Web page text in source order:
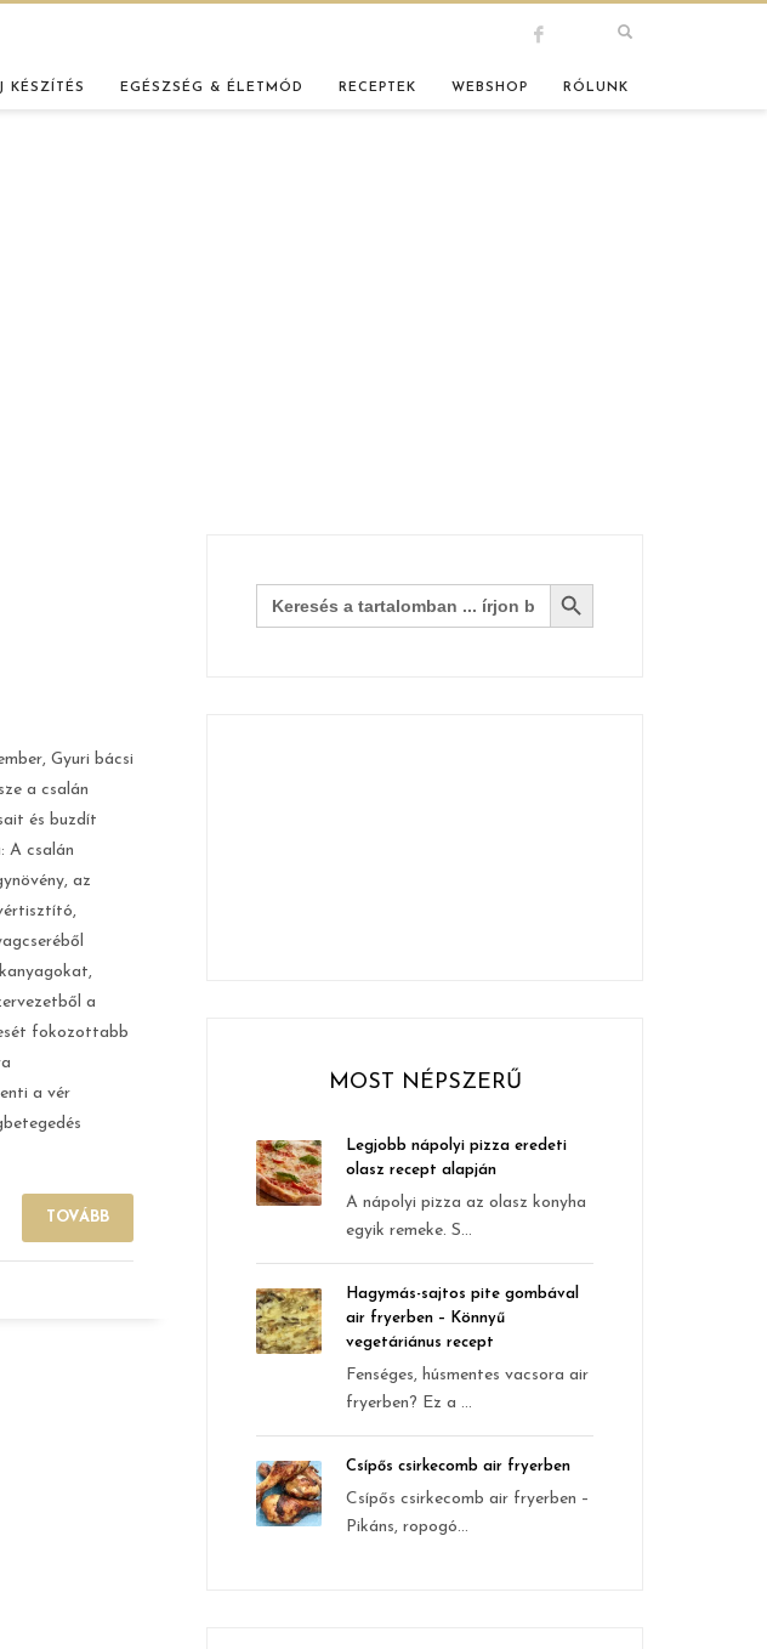
KÉSZÍTÉS EGÉSZSÉG & ÉLETMÓD RECEPTEK WEBSHOP RÓLUNK
Gyuri bácsi
a csalán
és buzdít
A csalán
az
a
fokozottabb
a vér
TOVÁBB
Search
for:
Search Button
MOST NÉPSZERŰ
Legjobb nápolyi pizza eredeti
olasz recept alapján
A nápolyi pizza az olasz konyha
egyik remeke. S...
Hagymás-sajtos pite gombával
air fryerben – Könnyű
vegetáriánus recept
Fenséges, húsmentes vacsora air
fryerben? Ez a ...
Csípős csirkecomb air fryerben
Csípős csirkecomb air fryerben –
Pikáns, ropogó...